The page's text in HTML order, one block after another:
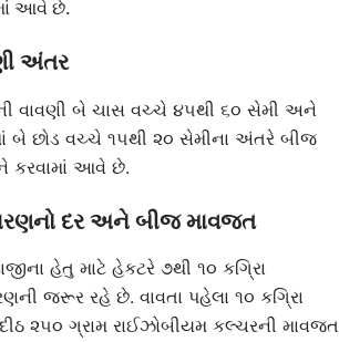
આવે છે.
અંતર
વાવણી બે ચાસ વચ્ચે ૪૫થી ૬૦ સેમી અને
બે છોડ વચ્ચે ૧૫થી ૨૦ સેમીના અંતરે બીજ
કરવામાં આવે છે.
દર અને બીજ માવજત
હેતુ માટે હેકટરે ૭થી ૧૦ કગિ્રા
જરૂર રહે છે. વાવતા પહેલા ૧૦ કગિ્રા
૨૫૦ ગ્રામ રાઈઝોબીયમ કલ્ચરની માવજત